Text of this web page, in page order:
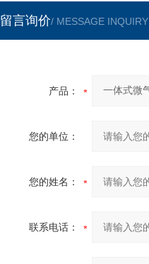
留言询价/ MESSAGE INQUIRY
产品：
您的单位：
您的姓名：
联系电话：